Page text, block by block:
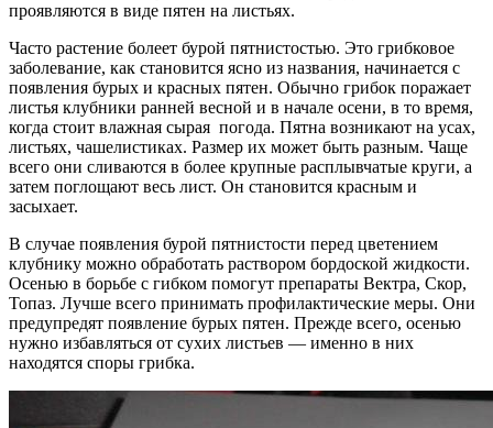
проявляются в виде пятен на листьях.
Часто растение болеет бурой пятнистостью. Это грибковое
заболевание, как становится ясно из названия, начинается с
появления бурых и красных пятен. Обычно грибок поражает
листья клубники ранней весной и в начале осени, в то время,
когда стоит влажная сырая погода. Пятна возникают на усах,
листьях, чашелистиках. Размер их может быть разным. Чаще
всего они сливаются в более крупные расплывчатые круги, а
затем поглощают весь лист. Он становится красным и
засыхает.
В случае появления бурой пятнистости перед цветением
клубнику можно обработать раствором бордоской жидкости.
Осенью в борьбе с гибком помогут препараты Вектра, Скор,
Топаз. Лучше всего принимать профилактические меры. Они
предупредят появление бурых пятен. Прежде всего, осенью
нужно избавляться от сухих листьев — именно в них
находятся споры грибка.